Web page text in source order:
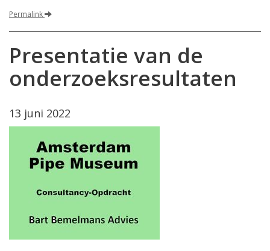
Permalink
Presentatie van de
onderzoeksresultaten
13 juni 2022